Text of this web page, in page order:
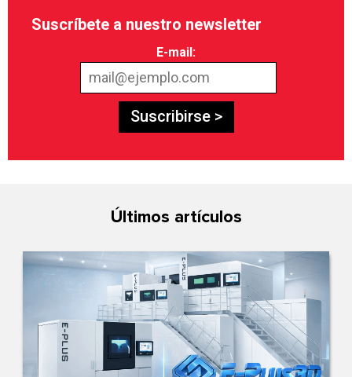
Suscríbete a nuestro newsletter
E-mail:
Suscribirse >
Últimos artículos